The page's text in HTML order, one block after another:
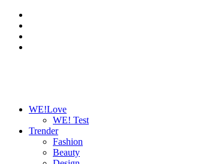
WE!Love
WE! Test
Trender
Fashion
Beauty